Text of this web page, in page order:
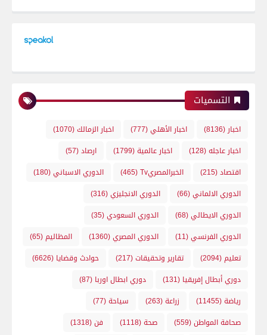
التسميات
اخبار (8136) اخبار الأهلي(777) اخبار الزمالك(1070)
اخبار عاجله(128) اخبار عالمية(1799) ارصاد(57)
اقتصاد(215) الخبرالمصريTv (465) الدوري الاسباني(180)
الدوري الالماني(66) الدوري الانجليزي(316)
الدوري الايطالي(68) الدوري السعودي(35)
الدوري الفرنسي(11) الدوري المصري(1360) المظاليم(65)
تعليم(2094) تقارير وتحقيقات(217) حوادث وقضايا (6626)
دوري أبطال إفريقيا (131) دوري ابطال اوربا (87)
رياضة(11455) زراعة(263) سياحة(77)
صحافة المواطن(559) صحة(1118) فن(1318)